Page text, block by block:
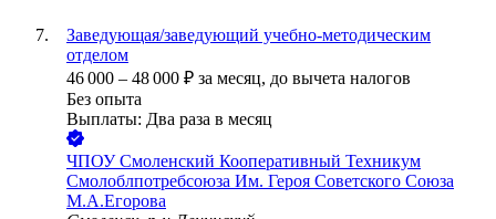
Заведующая/заведующий учебно-методическим
отделом
46 000 – 48 000 ₽ за месяц, до вычета налогов
Без опыта
Выплаты: Два раза в месяц
ЧПОУ Смоленский Кооперативный Техникум
Смолоблпотребсоюза Им. Героя Советского Союза
М.А.Егорова